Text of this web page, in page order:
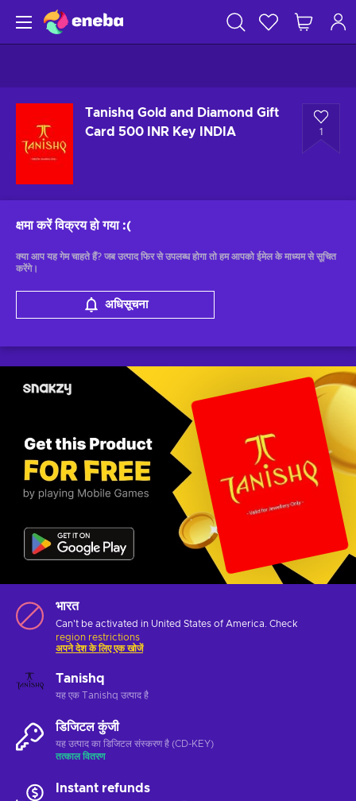
Tanishq Gold and Diamond Gift
Card 500 INR Key INDIA
1
क्षमा करें विक्रय हो गया :(
क्या आप यह गेम चाहते हैं? जब उत्पाद फिर से उपलब्ध होगा तो हम आपको ईमेल के माध्यम से सूचित
करेंगे।
अधिसूचना
भारत
Can't be activated in United States of America. Check
region restrictions
अपने देश के लिए एक खोजें
Tanishq
यह एक Tanishq उत्पाद है
डिजिटल कुंजी
यह उत्पाद का डिजिटल संस्करण है (CD-KEY)
तत्काल वितरण
Instant refunds